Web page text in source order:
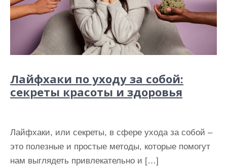
Лайфхаки по уходу за собой:
секреты красоты и здоровья
Лайфхаки, или секреты, в сфере ухода за собой –
это полезные и простые методы, которые помогут
нам выглядеть привлекательно и […]